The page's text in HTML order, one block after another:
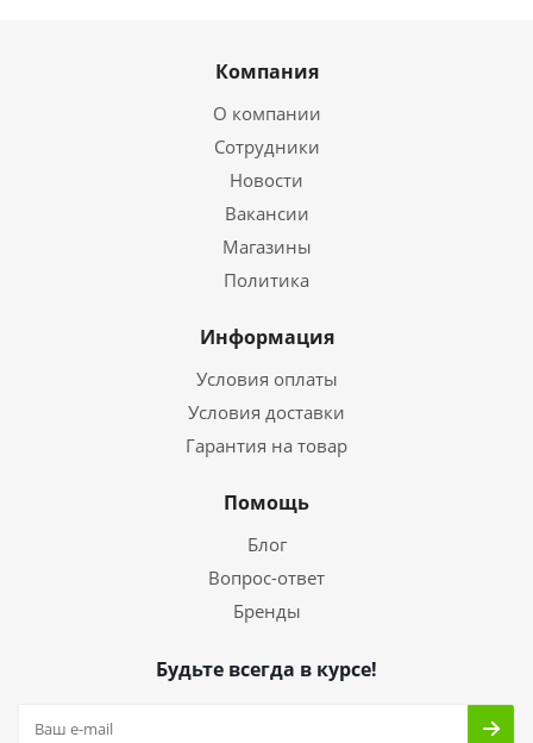
Компания
О компании
Сотрудники
Новости
Вакансии
Магазины
Политика
Информация
Условия оплаты
Условия доставки
Гарантия на товар
Помощь
Блог
Вопрос-ответ
Бренды
Будьте всегда в курсе!